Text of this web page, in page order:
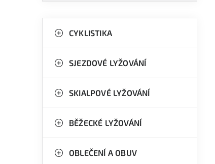
p
e
kategorie
e
o
i
CYKLISTIKA
SJEZDOVÉ LYŽOVÁNÍ
SKIALPOVÉ LYŽOVÁNÍ
BĚŽECKÉ LYŽOVÁNÍ
OBLEČENÍ A OBUV